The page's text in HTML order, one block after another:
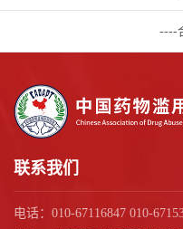
----
联系我们
电话：010-67116847 010-